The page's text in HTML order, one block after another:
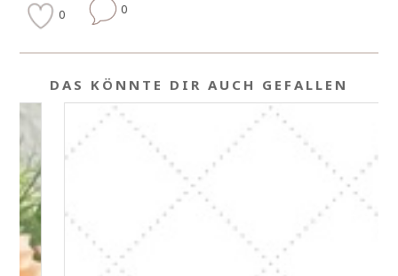
0 0
DAS KÖNNTE DIR AUCH GEFALLEN